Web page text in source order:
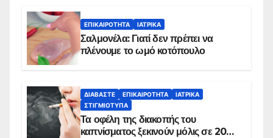
ΕΠΙΚΑΙΡΌΤΗΤΑ ΙΑΤΡΙΚΆ
Σαλμονέλα: Γιατί δεν πρέπει να
πλένουμε το ωμό κοτόπουλο
ΔΙΑΒΆΣΤΕ ΕΠΙΚΑΙΡΌΤΗΤΑ
ΙΑΤΡΙΚΆ
ΣΤΙΓΜΙΌΤΥΠΑ
Τα οφέλη της διακοπής του
καπνίσματος ξεκινούν μόλις σε 20